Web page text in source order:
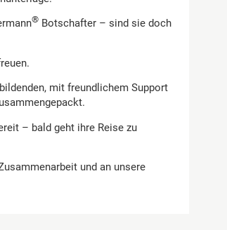
® Botschafter – sind sie doch
mit freundlichem Support
– bald geht ihre Reise zu
und an unsere